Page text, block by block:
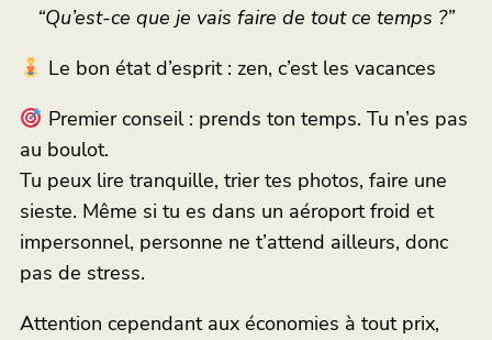
“Qu’est-ce que je vais faire de tout ce temps ?”
Le bon état d’esprit : zen, c’est les vacances
Premier conseil : prends ton temps. Tu n’es pas
au boulot.
Tu peux lire tranquille, trier tes photos, faire une
sieste. Même si tu es dans un aéroport froid et
impersonnel, personne ne t’attend ailleurs, donc
pas de stress.
Attention cependant aux économies à tout prix,